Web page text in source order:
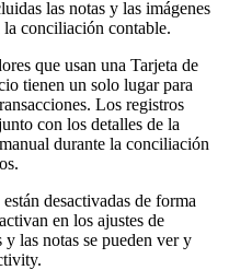
las notas y las imágenes
la conciliación contable.
que usan una Tarjeta de
tienen un solo lugar para
Los registros
con los detalles de la
durante la conciliación
desactivadas de forma
en los ajustes de
las notas se pueden ver y